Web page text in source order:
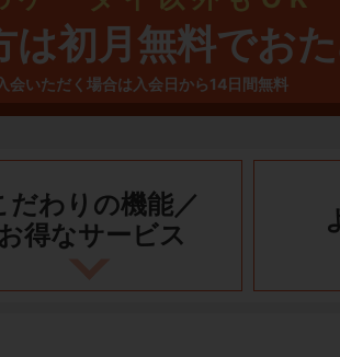
は初月無料でお
会いただく場合は入会日から14日間無料
だわりの機能／
お得なサービス